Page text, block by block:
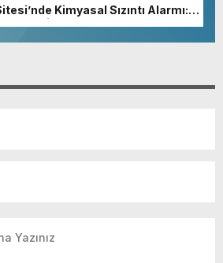
Kimyasal Sızıntı Alarmı:
Nedeniyle Boşaltıldı